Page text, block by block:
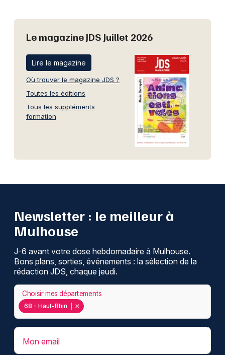
Le magazine JDS Juillet 2026
Lire le magazine
Où trouver le magazine JDS ?
Toutes les éditions
Tous les suppléments
formation
Newsletter : le meilleur à
Mulhouse
J-6 avant votre dose hebdomadaire à Mulhouse.
Bons plans, sorties, événements : la sélection de la
rédaction JDS, chaque jeudi.
68 - Haut-Rhin
Choisir mes départements
Mon email